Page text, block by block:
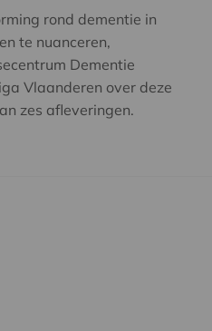
rond dementie in
te nuanceren,
Dementie
Vlaanderen over deze
zes afleveringen.